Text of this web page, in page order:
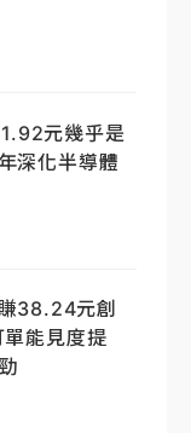
元幾乎是
深化半導體
38.24元創
能見度提